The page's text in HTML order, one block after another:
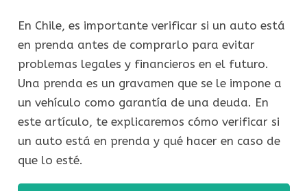
En Chile, es importante verificar si un auto está
en prenda antes de comprarlo para evitar
problemas legales y financieros en el futuro.
Una prenda es un gravamen que se le impone a
un vehículo como garantía de una deuda. En
este artículo, te explicaremos cómo verificar si
un auto está en prenda y qué hacer en caso de
que lo esté.